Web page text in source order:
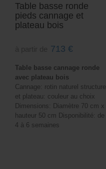
Table basse ronde
pieds cannage et
plateau bois
713 €
Table basse cannage ronde
avec plateau bois
Cannage: rotin naturel structure
et plateau: couleur au choix
Dimensions: Diamètre 70 cm x
hauteur 50 cm Disponibilité: de
4 à 6 semaines